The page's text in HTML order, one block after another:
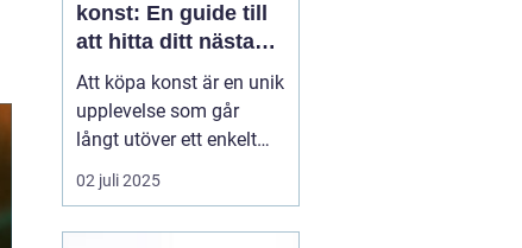
konst: En guide till
att hitta ditt nästa
mästerverk
Att köpa konst är en unik
upplevelse som går
långt utöver ett enkelt
köpbeslut. Det handlar
om att sätta en personlig
02 juli 2025